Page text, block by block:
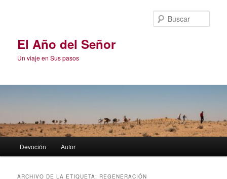
El Año del Señor
Un viaje en Sus pasos
principal
Devoción Autor
ARCHIVO DE LA ETIQUETA: REGENERACIÓN